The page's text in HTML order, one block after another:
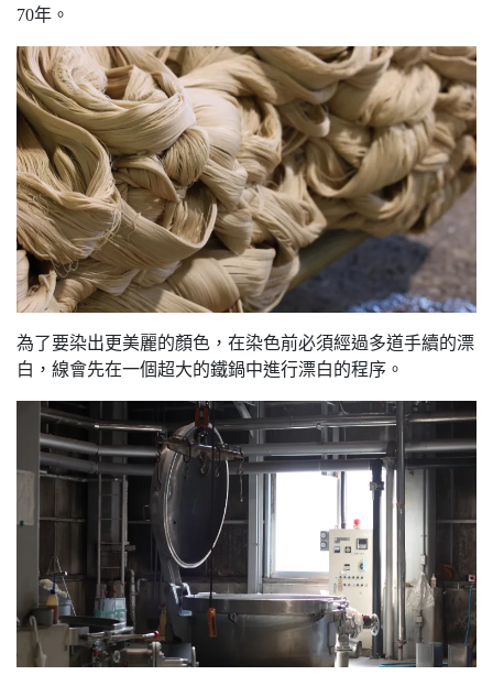
70年。
為了要染出更美麗的顏色，在染色前必須經過多道手續的漂
白，線會先在一個超大的鐵鍋中進行漂白的程序。